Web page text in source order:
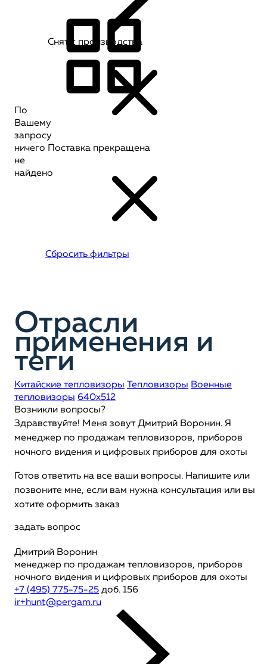
По
Вашему
запросу
ничего
не
найдено
Снят с производства
Поставка прекращена
Сбросить фильтры
Отрасли
применения и
теги
Китайские тепловизоры Тепловизоры Военные
тепловизоры 640x512
Возникли вопросы?
Здравствуйте! Меня зовут Дмитрий Воронин. Я
менеджер по продажам тепловизоров, приборов
ночного видения и цифровых приборов для охоты
Готов ответить на все ваши вопросы. Напишите или
позвоните мне, если вам нужна консультация или вы
хотите оформить заказ
задать вопрос
Дмитрий Воронин
менеджер по продажам тепловизоров, приборов
ночного видения и цифровых приборов для охоты
+7 (495) 775-75-25 доб. 156
ir+hunt@pergam.ru